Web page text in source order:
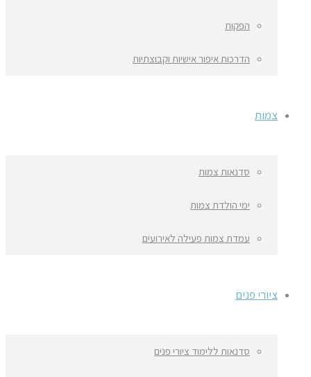
הפקות
הדרכות איפור אישיות וקבוצתיות
צמות
סדנאות צמות
ימי הולדת צמות
עמדת צמות פעילה לאירועים
ציורי פנים
סדנאות ללימוד ציורי פנים